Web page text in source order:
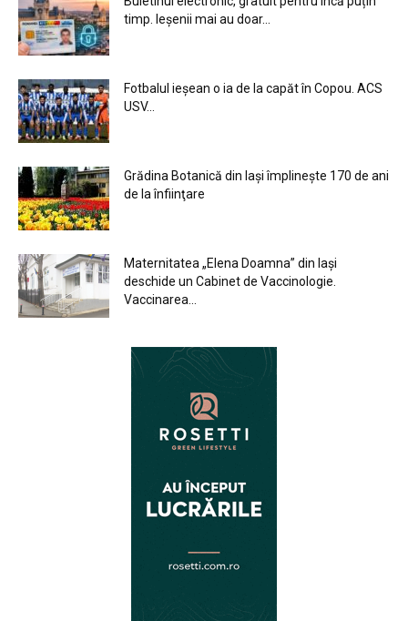
timp. Ieșenii mai au doar...
Fotbalul ieșean o ia de la capăt în Copou. ACS
USV...
Grădina Botanică din Iaşi împlineşte 170 de ani
de la înfiinţare
Maternitatea „Elena Doamna” din Iași
deschide un Cabinet de Vaccinologie.
Vaccinarea...